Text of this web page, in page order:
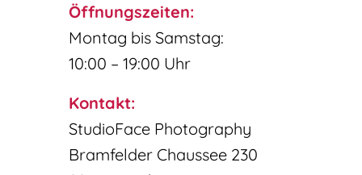
Öffnungszeiten:
Montag bis Samstag:
10:00 – 19:00 Uhr
Kontakt:
StudioFace Photography
Bramfelder Chaussee 230